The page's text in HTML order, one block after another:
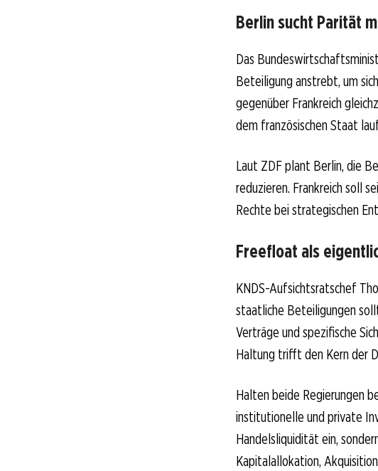
Berlin sucht Parität
Das
Beteiligung anstrebt, um
gegenüber Frankreich
dem französischen Staat
Laut ZDF plant Berlin, die
reduzieren. Frankreich soll
Rechte bei strategischen
Freefloat als
KNDS-Aufsichtsratschef
staatliche Beteiligungen
Verträge und spezifische
Haltung trifft den Kern der
Halten beide Regierungen
institutionelle und private
Handelsliquidität ein,
Kapitalallokation,